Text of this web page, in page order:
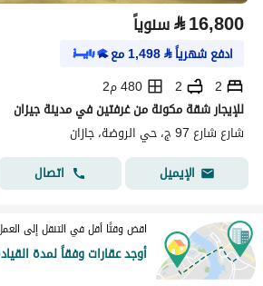
⃁16,800 سنوياً
ادفع شهرياً⃁
1,498مع
2
2
480 م2
للإيجار شقة مكونة من غرفتين في مدينة جيزان
شارع شارع 97 ج، حي الروضة، جازان
الإيميل
اتصال
اقض وقتًا أقل في التنقل إلى
أوجد عقارات وفقاً لمدة